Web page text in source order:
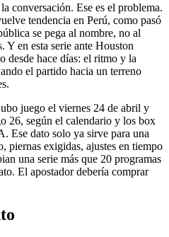
conversación. Ese es el problema.
tendencia en Perú, como pasó
se pega al nombre, no al
Y en esta serie ante Houston
desde hace días: el ritmo y la
el partido hacia un terreno
juego el viernes 24 de abril y
26, según el calendario y los box
Ese dato solo ya sirve para una
piernas exigidas, ajustes en tiempo
una serie más que 20 programas
El apostador debería comprar